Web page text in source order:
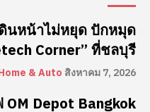
นหน้าไม่หยุด ปักหมุด
Corner” ที่ชลบุรี
& Auto สิงหาคม 7, 2026
OM Depot Bangkok